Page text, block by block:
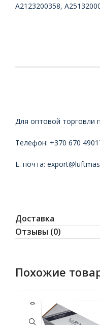
A2123200358,
Для оптовой торговли
Телефон: +370 670
Е. почта:
Доставка
Отзывы (0)
Похожие
SOLD
OUT